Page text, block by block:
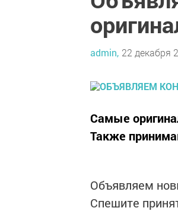
admin, 22 декабря
Самые
Также
Объявляем
Спешите